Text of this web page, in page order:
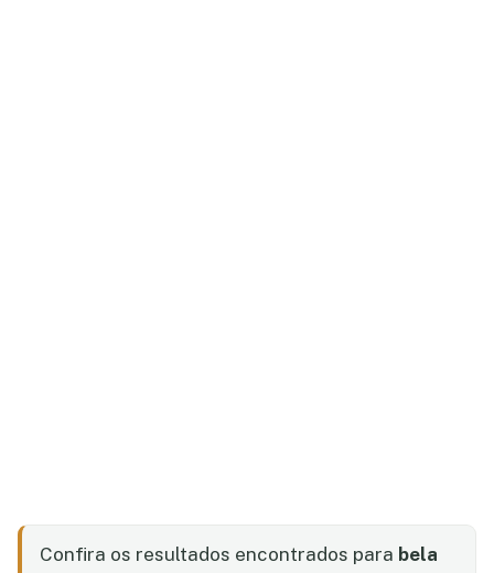
Confira os resultados encontrados para bela